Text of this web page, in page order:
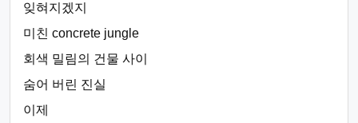
잊혀지겠지
미친 concrete jungle
회색 밀림의 건물 사이
숨어 버린 진실
이제